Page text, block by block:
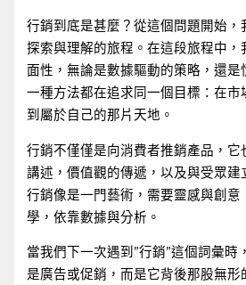
行銷到底是甚麼？從這個問題開始，
探索與理解的旅程。在這段旅程中，
面性，無論是數據驅動的策略，還是
一種方法都在追求同一個目標：在市
到屬於自己的那片天地。
行銷不僅僅是向消費者推銷產品，它
講述，價值觀的傳遞，以及與受眾建
行銷像是一門藝術，需要靈感與創意
學，依靠數據與分析。
當我們下一次遇到”行銷”這個詞彙時
是廣告或促銷，而是它背後那股無形